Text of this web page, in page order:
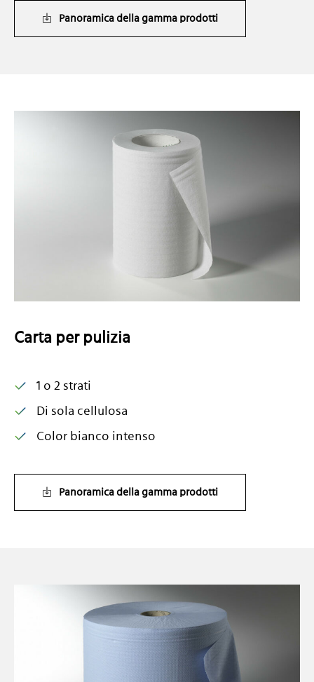
Panoramica della gamma prodotti
Carta per pulizia
1 o 2 strati
Di sola cellulosa
Color bianco intenso
Panoramica della gamma prodotti